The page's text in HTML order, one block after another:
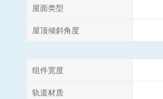
屋面类型
屋顶倾斜角度
组件宽度
轨道材质